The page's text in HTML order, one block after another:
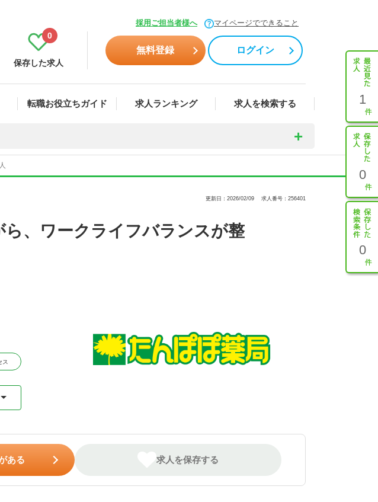
採用ご担当者様へ マイページでできること
保存した求人
0
無料登録 ログイン
転職お役立ちガイド 求人ランキング 求人を検索する 1
0
0
更新日：2026/02/09 求人番号：256401
ら、ワークライフバランスが整
ス
ある 求人を保存する